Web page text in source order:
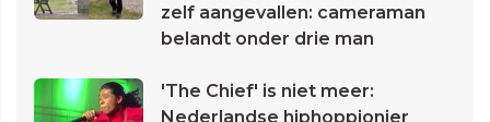
zelf aangevallen: cameraman
belandt onder drie man
'The Chief' is niet meer:
Nederlandse hiphoppionier